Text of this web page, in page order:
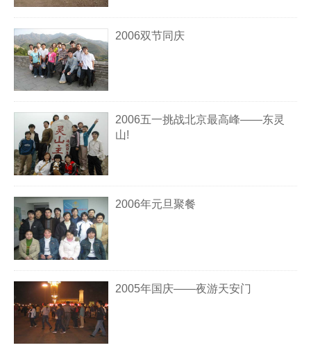
2006双节同庆
2006五一挑战北京最高峰——东灵
山!
2006年元旦聚餐
2005年国庆——夜游天安门